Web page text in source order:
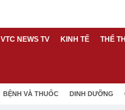
VTC NEWS TV KINH TẾ THỂ
BỆNH VÀ THUỐC DINH DƯỠNG